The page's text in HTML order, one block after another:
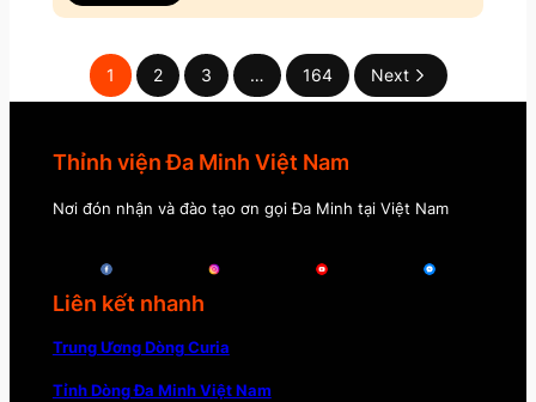
1 2 3 … 164 Next
Thỉnh viện Đa Minh Việt Nam
Nơi đón nhận và đào tạo ơn gọi Đa Minh tại Việt Nam
Liên kết nhanh
Trung Ương Dòng Curia
Tỉnh Dòng Đa Minh Việt Nam